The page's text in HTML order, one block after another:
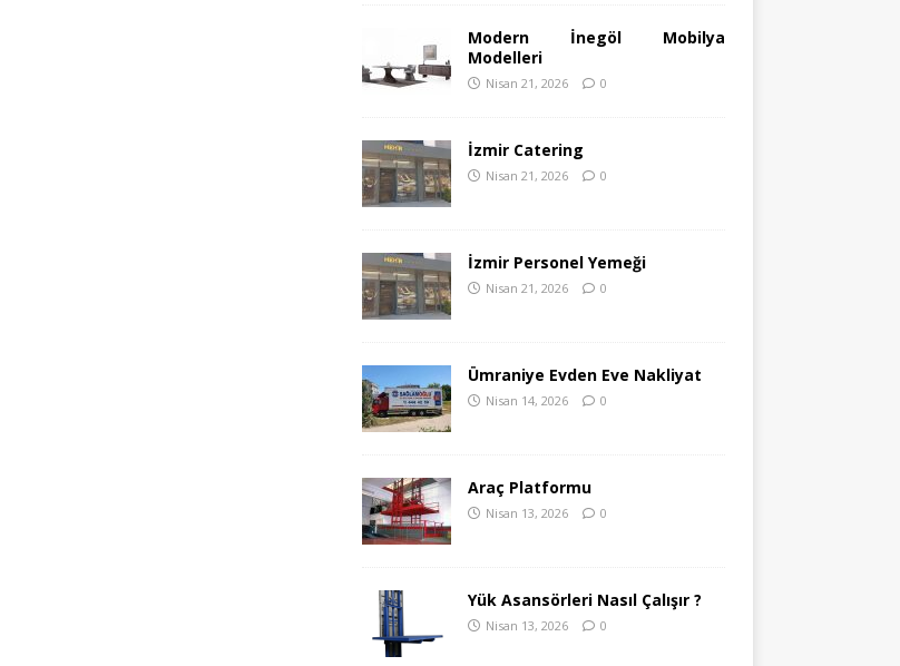
Modern İnegöl Mobilya
Modelleri
Nisan 21, 2026 0
İzmir Catering
Nisan 21, 2026 0
İzmir Personel Yemeği
Nisan 21, 2026 0
Ümraniye Evden Eve Nakliyat
Nisan 14, 2026 0
Araç Platformu
Nisan 13, 2026 0
Yük Asansörleri Nasıl Çalışır ?
Nisan 13, 2026 0